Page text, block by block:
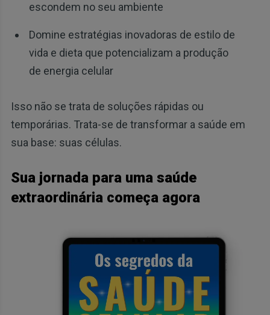
escondem no seu ambiente
Domine estratégias inovadoras de estilo de
vida e dieta que potencializam a produção
de energia celular
Isso não se trata de soluções rápidas ou
temporárias. Trata-se de transformar a saúde em
sua base: suas células.
Sua jornada para uma saúde
extraordinária começa agora